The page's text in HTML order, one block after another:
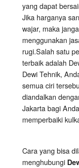
yang dapat
Jika harganya
wajar, maka
menggunakan
rugi.Salah satu
terbaik adalah
Dewi Tehnik,
semua ciri
diandalkan
Jakarta bagi
memperbaiki
Cara yang bisa
menghubungi